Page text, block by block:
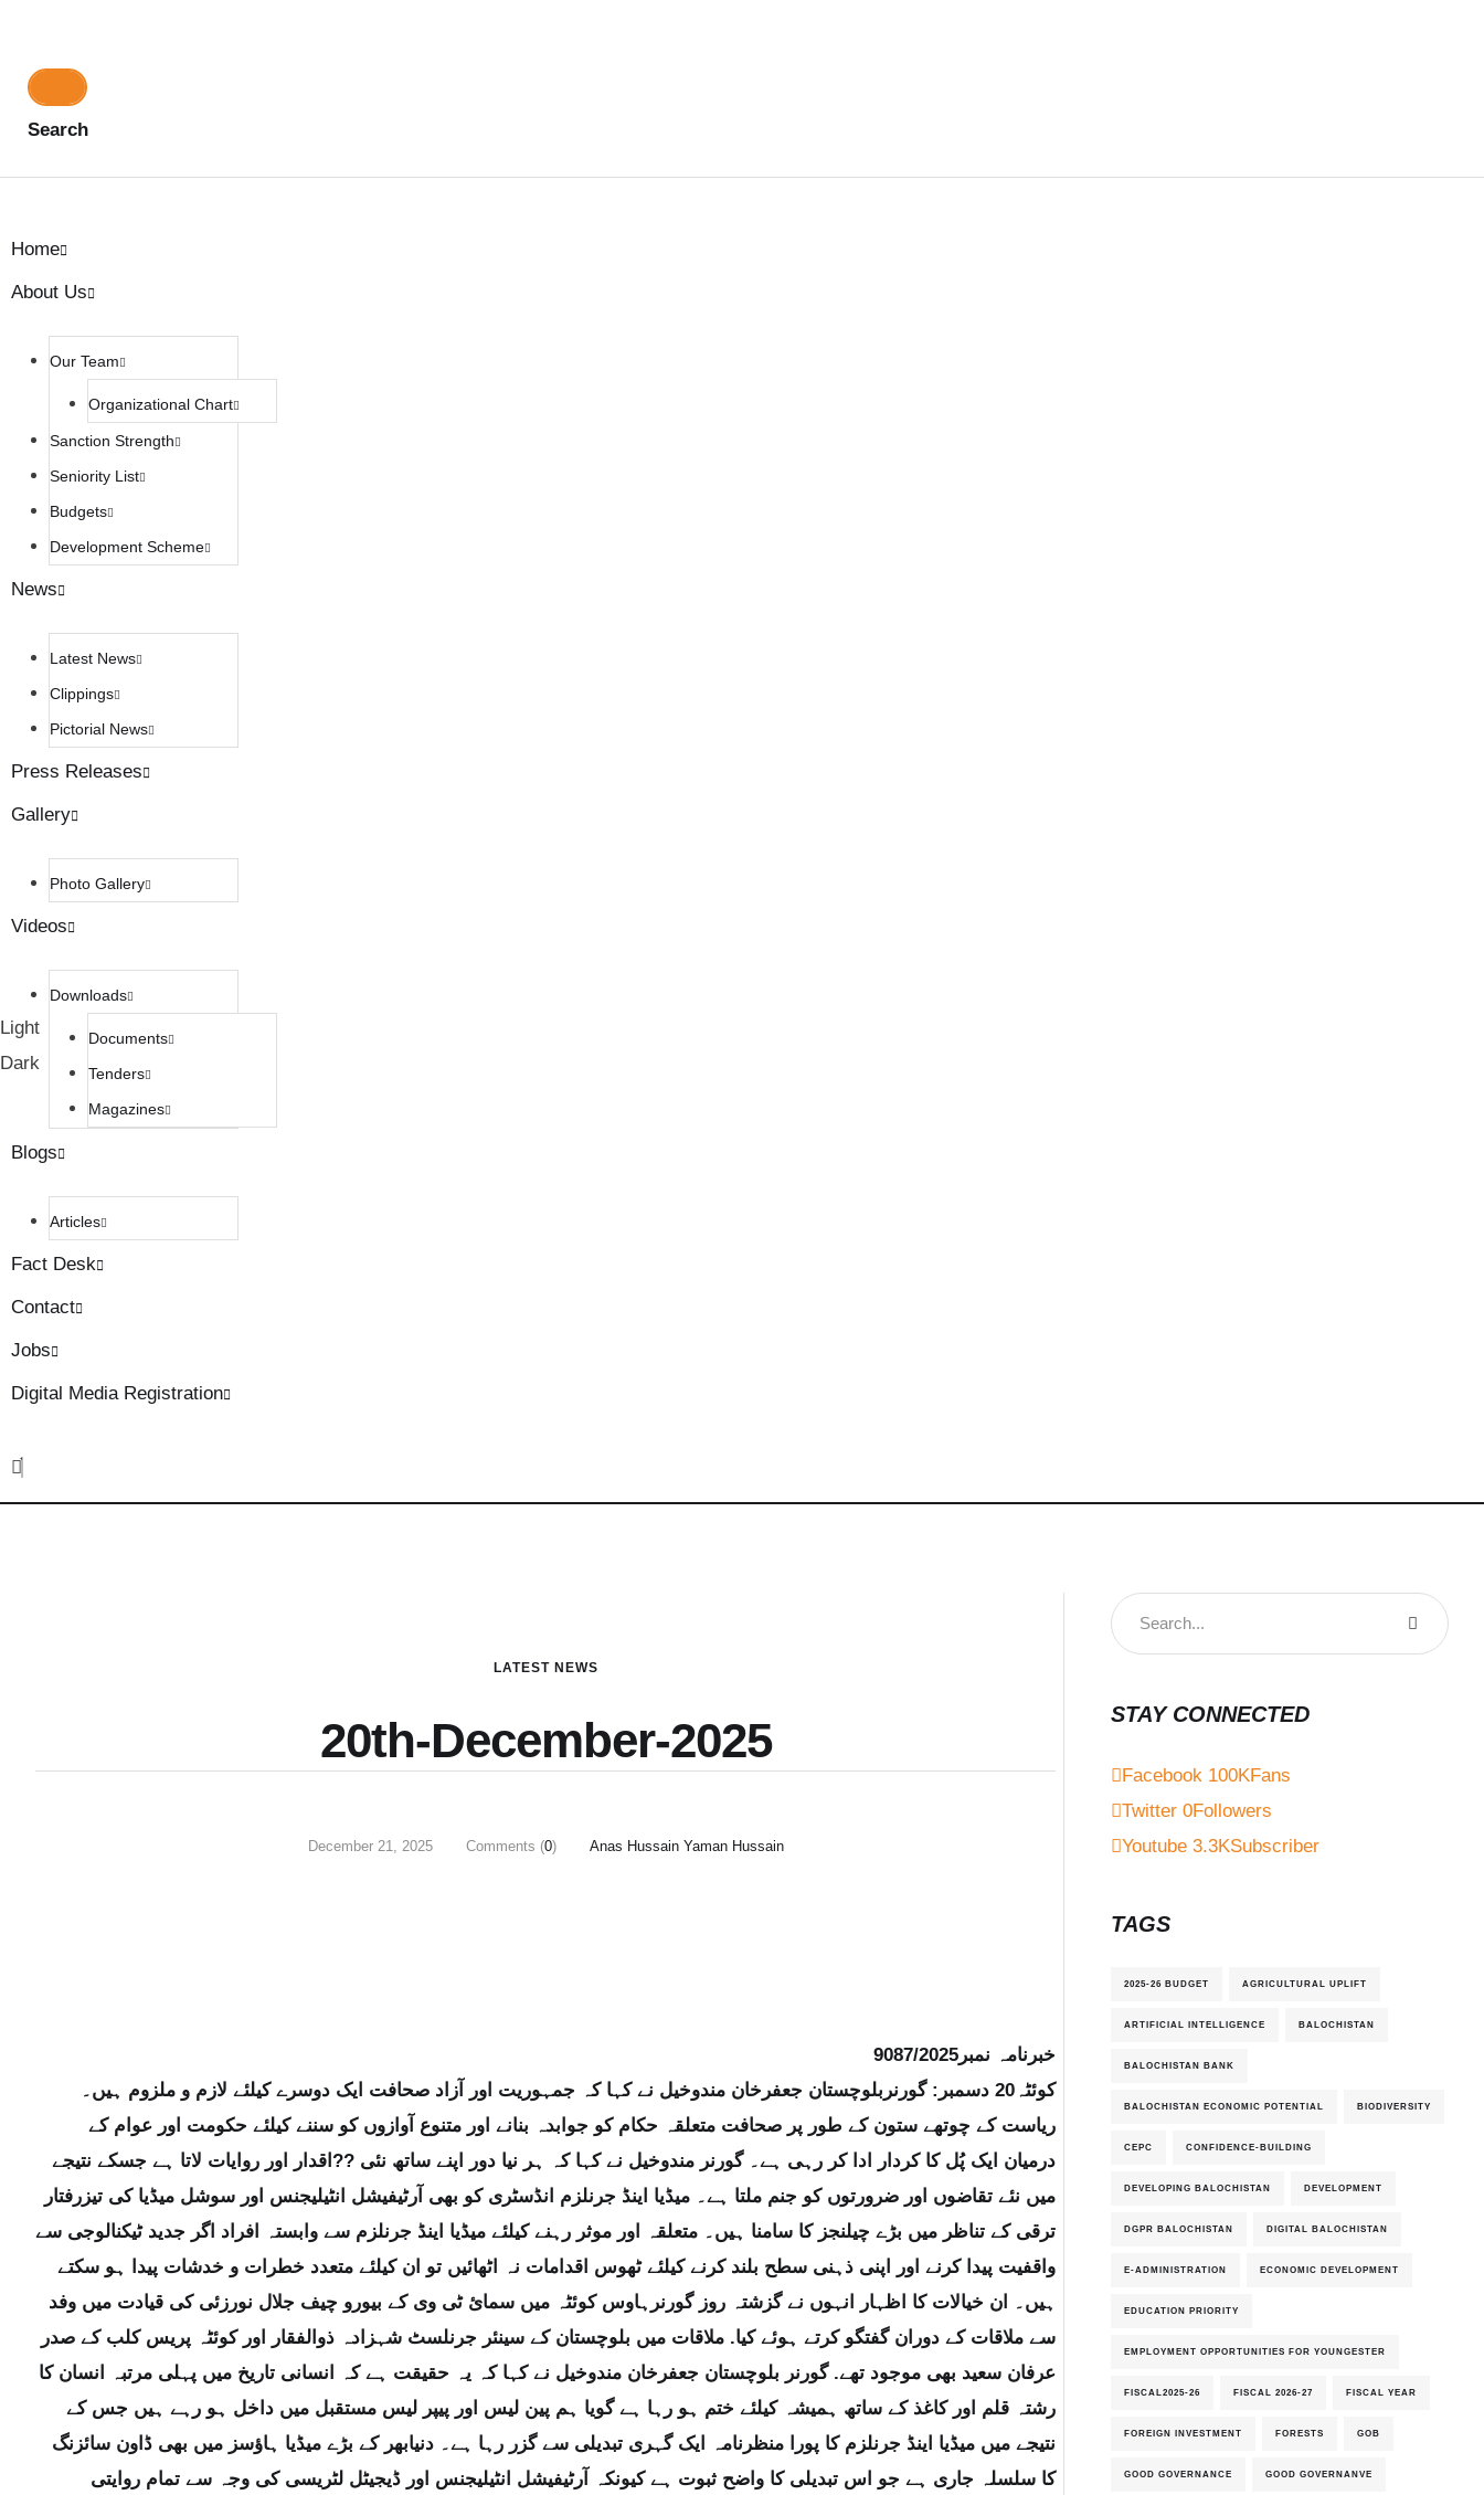
Search
Light
Dark
Home
About Us
Our Team
Organizational Chart
Sanction Strength
Seniority List
Budgets
Development Scheme
News
Latest News
Clippings
Pictorial News
Press Releases
Gallery
Photo Gallery
Videos
Downloads
Documents
Tenders
Magazines
Blogs
Articles
Fact Desk
Contact
Jobs
Digital Media Registration
LATEST NEWS
20th-December-2025
December 21, 2025 Comments (0) Anas Hussain Yaman Hussain
خبرنامہ نمبر9087/2025
کوئٹہ20 دسمبر: گورنربلوچستان جعفرخان مندوخیل نے کہا کہ جمہوریت اور آزاد صحافت ایک دوسرے کیلئے لازم و ملزوم ہیں۔
ریاست کے چوتھے ستون کے طور پر صحافت متعلقہ حکام کو جوابدہ بنانے اور متنوع آوازوں کو سننے کیلئے حکومت اور عوام کے
درمیان ایک پُل کا کردار ادا کر رہی ہے۔ گورنر مندوخیل نے کہا کہ ہر نیا دور اپنے ساتھ نئی ??اقدار اور روایات لاتا ہے جسکے نتیجے
میں نئے تقاضوں اور ضرورتوں کو جنم ملتا ہے۔ میڈیا اینڈ جرنلزم انڈسٹری کو بھی آرٹیفیشل انٹیلیجنس اور سوشل میڈیا کی تیزرفتار
ترقی کے تناظر میں بڑے چیلنجز کا سامنا ہیں۔ متعلقہ اور موثر رہنے کیلئے میڈیا اینڈ جرنلزم سے وابستہ افراد اگر جدید ٹیکنالوجی سے
واقفیت پیدا کرنے اور اپنی ذہنی سطح بلند کرنے کیلئے ٹھوس اقدامات نہ اٹھائیں تو ان کیلئے متعدد خطرات و خدشات پیدا ہو سکتے
ہیں۔ ان خیالات کا اظہار انہوں نے گزشتہ روز گورنرہاوس کوئٹہ میں سمائ ٹی وی کے بیورو چیف جلال نورزئی کی قیادت میں وفد
سے ملاقات کے دوران گفتگو کرتے ہوئے کیا. ملاقات میں بلوچستان کے سینئر جرنلسٹ شہزادہ ذوالفقار اور کوئٹہ پریس کلب کے صدر
عرفان سعید بھی موجود تھے. گورنر بلوچستان جعفرخان مندوخیل نے کہا کہ یہ حقیقت ہے کہ انسانی تاریخ میں پہلی مرتبہ انسان کا
رشتہ قلم اور کاغذ کے ساتھ ہمیشہ کیلئے ختم ہو رہا ہے گویا ہم پین لیس اور پیپر لیس مستقبل میں داخل ہو رہے ہیں جس کے
نتیجے میں میڈیا اینڈ جرنلزم کا پورا منظرنامہ ایک گہری تبدیلی سے گزر رہا ہے۔ دنیابھر کے بڑے میڈیا ہاؤسز میں بھی ڈاون سائزنگ
کا سلسلہ جاری ہے جو اس تبدیلی کا واضح ثبوت ہے کیونکہ آرٹیفیشل انٹیلیجنس اور ڈیجیٹل لٹریسی کی وجہ سے تمام روایتی
STAY CONNECTED
Facebook 100KFans
Twitter 0Followers
Youtube 3.3KSubscriber
TAGS
2025-26 BUDGET AGRICULTURAL UPLIFT
ARTIFICIAL INTELLIGENCE BALOCHISTAN
BALOCHISTAN BANK
BALOCHISTAN ECONOMIC POTENTIAL BIODIVERSITY
CEPC CONFIDENCE-BUILDING
DEVELOPING BALOCHISTAN DEVELOPMENT
DGPR BALOCHISTAN DIGITAL BALOCHISTAN
E-ADMINISTRATION ECONOMIC DEVELOPMENT
EDUCATION PRIORITY
EMPLOYMENT OPPORTUNITIES FOR YOUNGESTER
FISCAL2025-26 FISCAL 2026-27 FISCAL YEAR
FOREIGN INVESTMENT FORESTS GOB
GOOD GOVERNANCE GOOD GOVERNANVE